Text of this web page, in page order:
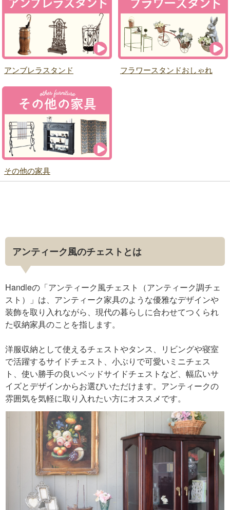
アンブレラスタンド フラワースタンドおしゃれ
その他の家具
アンティーク風のチェストとは
Handleの「アンティーク風チェスト（アンティーク調チェ
スト）」は、アンティーク家具のような優雅なデザインや
装飾を取り入れながら、現代の暮らしに合わせてつくられ
た収納家具のことを指します。
洋服収納として使えるチェストやタンス、リビングや寝室
で活躍するサイドチェスト、小ぶりで可愛いミニチェス
ト、使い勝手の良いベッドサイドチェストなど、幅広いサ
イズとデザインからお選びいただけます。アンティークの
雰囲気を気軽に取り入れたい方にオススメです。